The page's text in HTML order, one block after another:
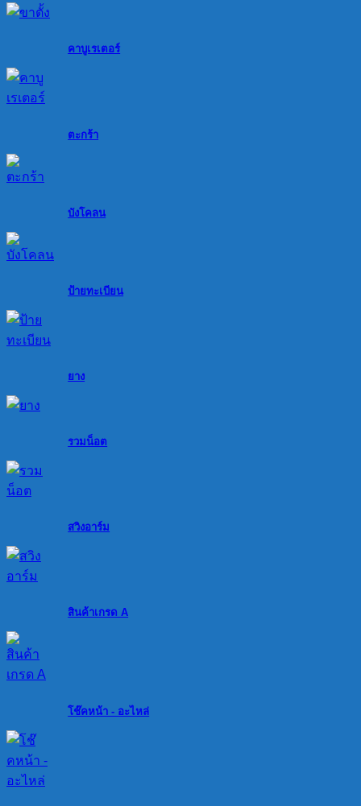
คาบูเรเตอร์
ตะกร้า
บังโคลน
ป้ายทะเบียน
ยาง
รวมน็อต
สวิงอาร์ม
สินค้าเกรด A
โช๊คหน้า - อะไหล่